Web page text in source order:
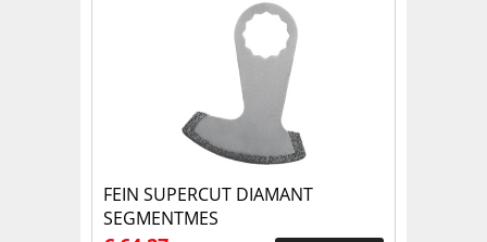
FEIN SUPERCUT DIAMANT
SEGMENTMES